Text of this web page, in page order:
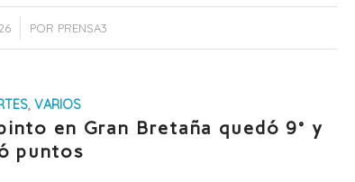
POR PRENSA3
,VARIOS
en Gran Bretaña quedó 9° y
puntos